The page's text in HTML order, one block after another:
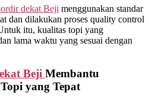
dekat Beji menggunakan standar
dan dilakukan proses quality control
itu, kualitas topi yang
lama waktu yang sesuai dengan
Beji Membantu
yang Tepat